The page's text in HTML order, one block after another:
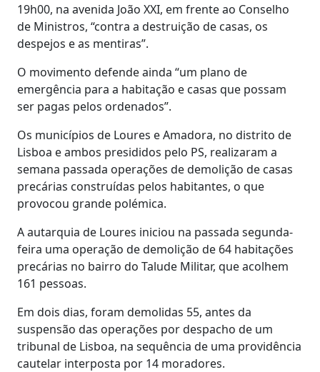
19h00, na avenida João XXI, em frente ao Conselho
de Ministros, “contra a destruição de casas, os
despejos e as mentiras”.
O movimento defende ainda “um plano de
emergência para a habitação e casas que possam
ser pagas pelos ordenados”.
Os municípios de Loures e Amadora, no distrito de
Lisboa e ambos presididos pelo PS, realizaram a
semana passada operações de demolição de casas
precárias construídas pelos habitantes, o que
provocou grande polémica.
A autarquia de Loures iniciou na passada segunda-
feira uma operação de demolição de 64 habitações
precárias no bairro do Talude Militar, que acolhem
161 pessoas.
Em dois dias, foram demolidas 55, antes da
suspensão das operações por despacho de um
tribunal de Lisboa, na sequência de uma providência
cautelar interposta por 14 moradores.